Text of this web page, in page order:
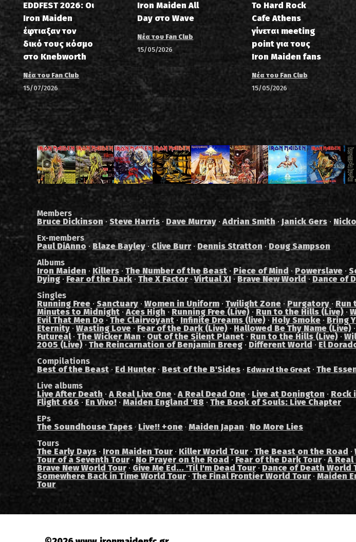
EDDFEST 2026: Οι
Iron Maiden
έφτιαξαν τον
δικό τους κόσμο
στο Knebworth
Νέα του Fan Club
15/07/2026
Iron Maiden All
Day στο Wave
Νέα του Fan Club
15/05/2026
Το Hard Rock
Cafe Athens
γίνεται meeting
point για τους
Iron Maiden fans
Νέα του Fan Club
15/05/2026
Members
Bruce Dickinson· Steve Harris · Dave Murray ·Adrian Smith· Janick Gers ·
Ex-members
Paul DiAnno· Blaze Bayley·Clive Burr ·Dennis Stratton · Doug Sampson
Albums
Iron Maiden · Killers · The Number of the Beast · Piece of Mind · Powerslave ·
Dying · Fear of the Dark · The X Factor ·Virtual XI · Brave New World· Dance of
Singles
Running Free · Sanctuary · Women in Uniform · Twilight Zone · Purgatory· Run
Minutes to Midnight ·Aces High · Running Free (Live) · Run to the Hills (Live) ·
Evil That Men Do · The Clairvoyant · Infinite Dreams (live) · Holy Smoke · Bring
Eternity · Wasting Love · Fear of the Dark (Live) · Hallowed Be Thy Name (Live) ·
Futureal· The Wicker Man · Out of the Silent Planet · Run to the Hills (Live) ·
2005 (Live) · The Reincarnation of Benjamin Breeg · Different World · El
Compilations
Best of the Beast· Ed Hunter · Best of the B'Sides · Edward the Great · The
Live albums
Live After Death ·A Real Live One ·A Real Dead One · Live at Donington · Rock
Flight 666 · En Vivo! · Maiden England '88 · The Book of Souls: Live Chapter
EPs
The Soundhouse Tapes · Live!! +one · Maiden Japan · No More Lies
Tours
The Early Days · Iron Maiden Tour · Killer World Tour · The Beast on the Road ·
Tour of a Seventh Tour· No Prayer on the Road · Fear of the Dark Tour ·A Real
Brave New World Tour · Give Me Ed... 'Til I'm Dead Tour · Dance of Death World
Somewhere Back in Time World Tour · The Final Frontier World Tour · Maiden
Tour